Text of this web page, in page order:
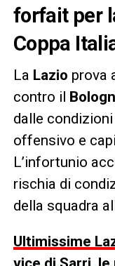
forfait per
Coppa
La Lazio prova
contro il
dalle condizioni
offensivo e
L’infortunio
rischia di
della squadra
Ultimissime